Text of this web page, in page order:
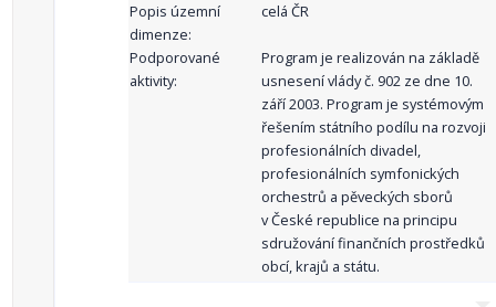
Popis územní
dimenze:
celá ČR
Podporované
aktivity:
Program je realizován na základě
usnesení vlády č. 902 ze dne 10.
září 2003. Program je systémovým
řešením státního podílu na rozvoji
profesionálních divadel,
profesionálních symfonických
orchestrů a pěveckých sborů
v České republice na principu
sdružování finančních prostředků
obcí, krajů a státu.